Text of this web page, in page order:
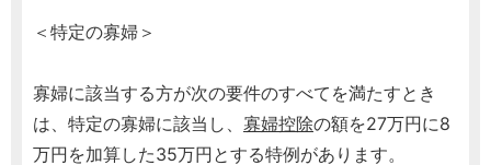
＜特定の寡婦＞
寡婦に該当する方が次の要件のすべてを満たすとき
は、特定の寡婦に該当し、 寡婦控除の額を27万円に8
万円を加算した35万円とする特例があります。